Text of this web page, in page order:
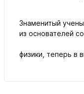
Знаменитый
из основателей
физики, теперь в